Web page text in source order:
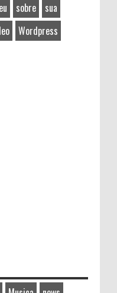
sobre
sua
Wordpress